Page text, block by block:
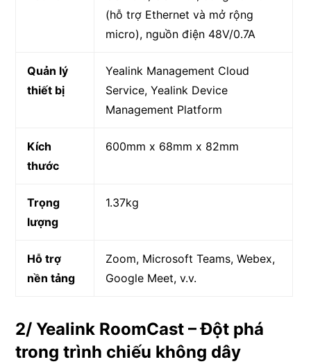
(hỗ trợ Ethernet và mở rộng
micro), nguồn điện 48V/0.7A
Quản lý
thiết bị
Yealink Management Cloud
Service, Yealink Device
Management Platform
Kích
thước
600mm x 68mm x 82mm
Trọng
lượng
1.37kg
Hỗ trợ
nền tảng
Zoom, Microsoft Teams, Webex,
Google Meet, v.v.
2/ Yealink RoomCast – Đột phá
trong trình chiếu không dây